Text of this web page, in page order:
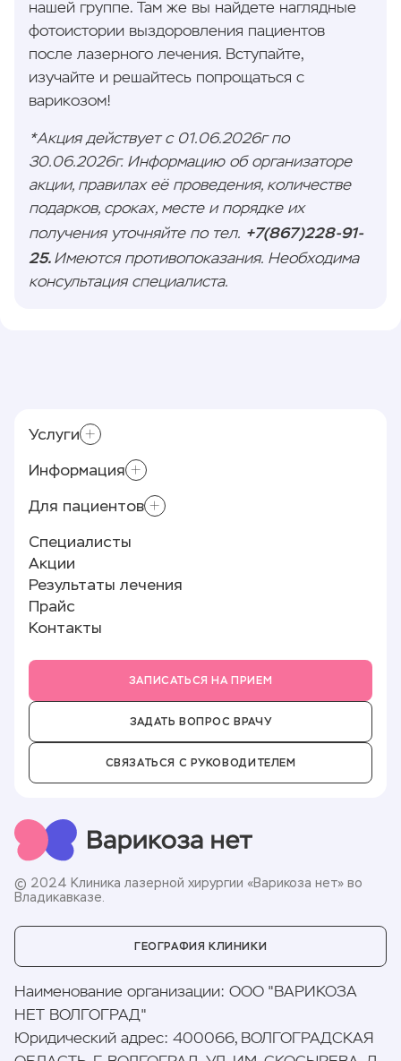
нашей группе. Там же вы найдете наглядные
фотоистории выздоровления пациентов
после лазерного лечения. Вступайте,
изучайте и решайтесь попрощаться с
варикозом!
*Акция действует с 01.06.2026г по
30.06.2026г. Информацию об организаторе
акции, правилах её проведения, количестве
подарков, сроках, месте и порядке их
получения уточняйте по тел. +7(867)228-91-
25. Имеются противопоказания. Необходима
консультация специалиста.
Услуги
Приём хирурга-флеболога
Лазерное лечение варикоза (ЭВЛК)
Склеротерапия
Минифлебэктомия
Информация
Контролирующие органы
Реквизиты
Отзывы
О клинике
Новости
Вакансии
Для пациентов
Памятка пациенту
Полезные статьи
Специалисты
Акции
Результаты лечения
Прайс
Контакты
ЗАПИСАТЬСЯ НА ПРИЕМ
ЗАДАТЬ ВОПРОС ВРАЧУ
СВЯЗАТЬСЯ С РУКОВОДИТЕЛЕМ
© 2024 Клиника лазерной хирургии «Варикоза нет» во
Владикавказе.
ГЕОГРАФИЯ КЛИНИКИ
Наименование организации: ООО "ВАРИКОЗА
НЕТ ВОЛГОГРАД"
Юридический адрес: 400066, ВОЛГОГРАДСКАЯ